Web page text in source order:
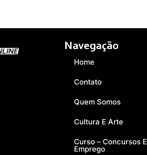
Navegação
Home
Contato
Quem Somos
Cultura E Arte
Curso – Concursos E
Emprego